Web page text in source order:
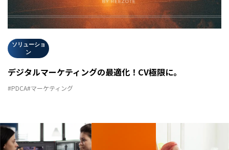
ソリューショ
ン
デジタルマーケティングの最適化！CV極限に。
#PDCA#マーケティング